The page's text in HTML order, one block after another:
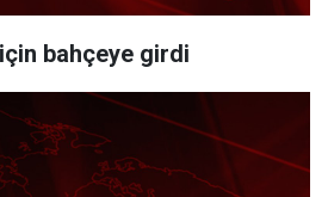
bahçeye girdi